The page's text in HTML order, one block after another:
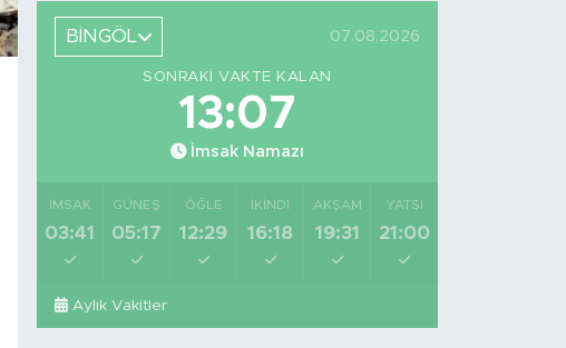
BİNGÖL 07.08.2026
SONRAKI VAKTE KALAN
13:06
İmsak Namazı
İMSAK
03:41
GÜNEŞ
05:17
ÖĞLE
12:29
İKINDI
16:18
AKŞAM
19:31
YATSI
21:00
Aylık Vakitler